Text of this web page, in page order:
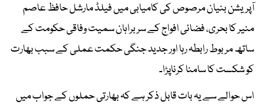
آپریشن بنیان مرصوص کی کامیابی میں فیلڈ مارشل حافظ عاصم
منیر کا بحری، فضائی افواج کے سربراہان سمیت وفاقی حکومت کے
ساتھ مربوط رابطہ رہا اور جدید جنگی حکمت عملی کے سبب بھارت
کو شکست کا سامنا کرناپڑا۔
اس حوالے سے یہ بات قابل ذکر ہے کہ بھارتی حملوں کے جواب میں